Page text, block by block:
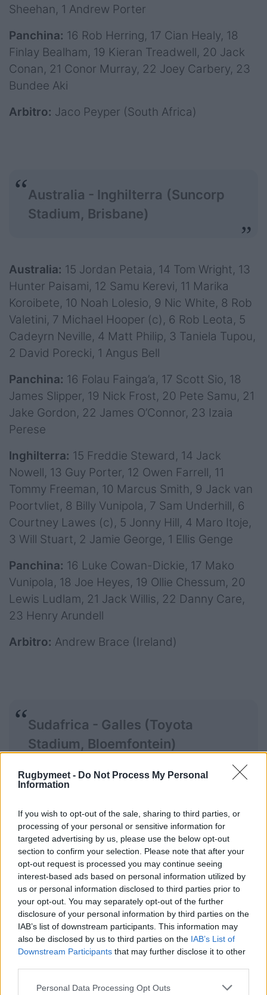
Rugbymeet - Do Not Process My Personal
Information
If you wish to opt-out of the sale, sharing to third parties, or
processing of your personal or sensitive information for
targeted advertising by us, please use the below opt-out
section to confirm your selection. Please note that after your
opt-out request is processed you may continue seeing
interest-based ads based on personal information utilized by
us or personal information disclosed to third parties prior to
your opt-out. You may separately opt-out of the further
disclosure of your personal information by third parties on the
IAB’s list of downstream participants. This information may
also be disclosed by us to third parties on the IAB’s List of
Downstream Participants that may further disclose it to other
Personal Data Processing Opt Outs
Sheehan, 1 Andrew Porter
Panchina: 16 Rob Herring, 17 Cian Healy, 18
Finlay Bealham, 19 Kieran Treadwell, 20 Jack
Conan, 21 Conor Murray, 22 Joey Carbery, 23
Bundee Aki
Arbitro: Jaco Peyper (South Africa)
Australia - Inghilterra (Suncorp
Stadium, Brisbane)
Australia: 15 Jordan Petaia, 14 Tom Wright, 13
Hunter Paisami, 12 Samu Kerevi, 11 Marika
Koroibete, 10 Noah Lolesio, 9 Nic White, 8 Rob
Valetini, 7 Michael Hooper (c), 6 Rob Leota, 5
Cadeyrn Neville, 4 Matt Philip, 3 Taniela Tupou,
2 David Porecki, 1 Angus Bell
Panchina: 16 Folau Fainga’a, 17 Scott Sio, 18
James Slipper, 19 Nick Frost, 20 Pete Samu, 21
Jake Gordon, 22 James O’Connor, 23 Izaia
Perese
Inghilterra: 15 Freddie Steward, 14 Jack
Nowell, 13 Guy Porter, 12 Owen Farrell, 11
Tommy Freeman, 10 Marcus Smith, 9 Jack van
Poortvliet, 8 Billy Vunipola, 7 Sam Underhill, 6
Courtney Lawes (c), 5 Jonny Hill, 4 Maro Itoje,
3 Will Stuart, 2 Jamie George, 1 Ellis Genge
Panchina: 16 Luke Cowan-Dickie, 17 Mako
Vunipola, 18 Joe Heyes, 19 Ollie Chessum, 20
Lewis Ludlam, 21 Jack Willis, 22 Danny Care,
23 Henry Arundell
Arbitro: Andrew Brace (Ireland)
Sudafrica - Galles (Toyota
Stadium, Bloemfontein)
Arendse, 13 Jesse Kriel, 12 Andre Esterhuizen,
11 Aphelele Fassi, 10 Handre Pollard (c), 9
Jaden Hendrikse, 8 Evan Roos, 7 Pieter-Steph
du Toit, 6 Marcell Coetzee, 5 Marvin Orie, 4
Eben Etzebeth, 3 Trevor Nyakane, 2 Joseph
Dweba, 1 Thomas du Toit
Panchina:16 Malcolm Marx, 17 Ntuthuko
Mchunu, 18 Vincent Koch, 19 Ruan Nortje, 20
Rynhardt Elstadt, 21 Deon Fourie, 22 Grant